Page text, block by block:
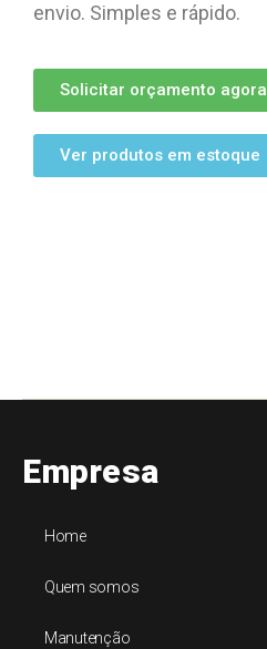
envio. Simples e rápido.
Solicitar orçamento agora
Ver produtos em estoque
Empresa
Home
Quem somos
Manutenção